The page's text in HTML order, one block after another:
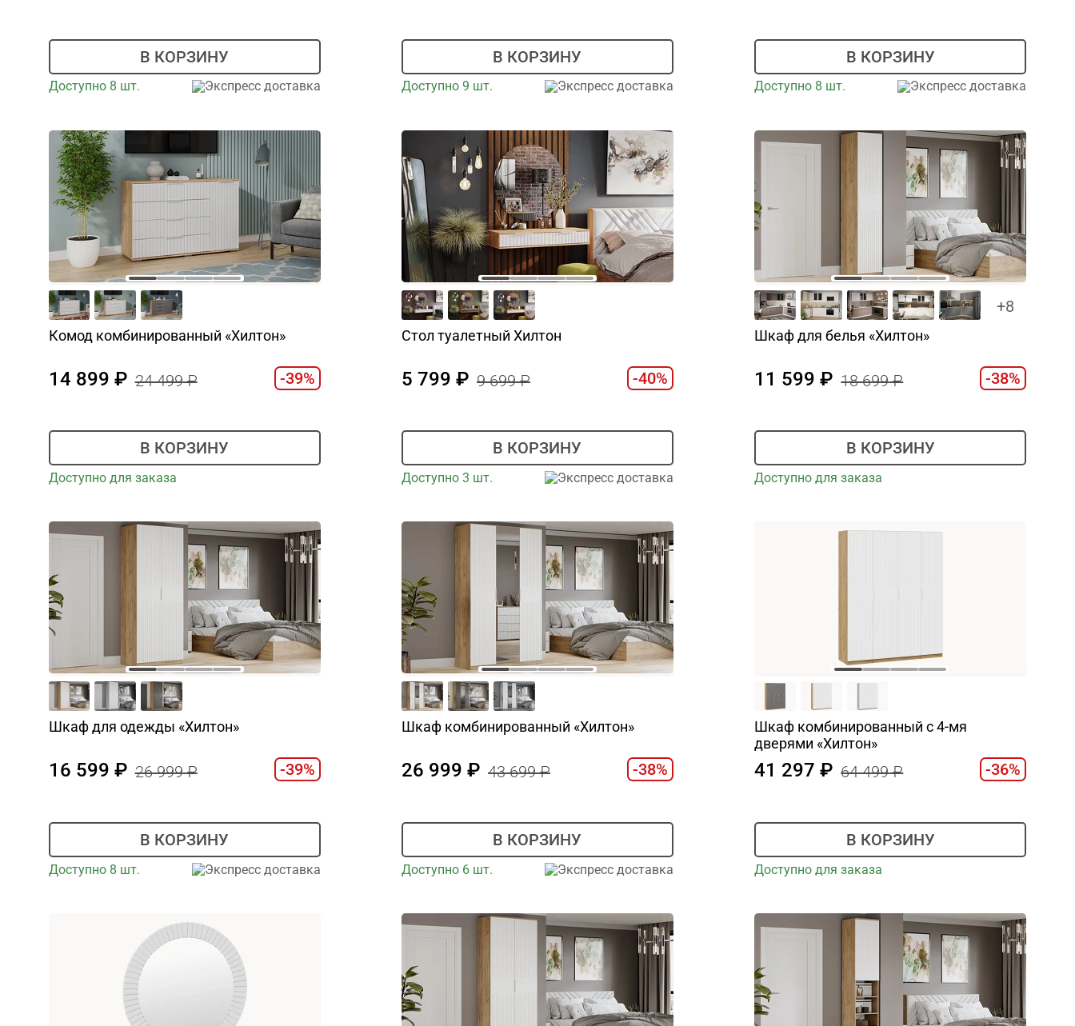
В КОРЗИНУ
Доступно 8 шт. Экспресс доставка
В КОРЗИНУ
Доступно 9 шт. Экспресс доставка
В КОРЗИНУ
Доступно 8 шт. Экспресс доставка
Комод комбинированный «Хилтон»
14 899 24 499 -39%
В КОРЗИНУ
Доступно для заказа
Стол туалетный Хилтон
5 799 9 699 -40%
В КОРЗИНУ
Доступно 3 шт. Экспресс доставка
+8
Шкаф для белья «Хилтон»
11 599 18 699 -38%
В КОРЗИНУ
Доступно для заказа
Шкаф для одежды «Хилтон»
16 599 26 999 -39%
В КОРЗИНУ
Доступно 8 шт. Экспресс доставка
Шкаф комбинированный «Хилтон»
26 999 43 699 -38%
В КОРЗИНУ
Доступно 6 шт. Экспресс доставка
Шкаф комбинированный с 4-мя
дверями «Хилтон»
41 297 64 499 -36%
В КОРЗИНУ
Доступно для заказа